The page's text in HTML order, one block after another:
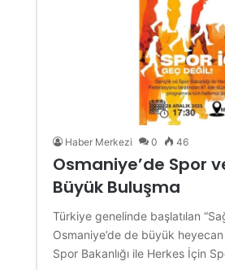
Haber Merkezi 0 46
Osmaniye’de Spor
Büyük Buluşma
Türkiye genelinde başlatılan
Osmaniye’de de büyük
Spor Bakanlığı ile Herkes İçin